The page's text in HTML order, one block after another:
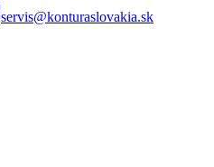
servis@konturaslovakia.sk